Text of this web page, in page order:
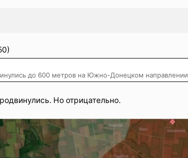
до 600 метров на Южно-Донецком направлении
Но отрицательно.